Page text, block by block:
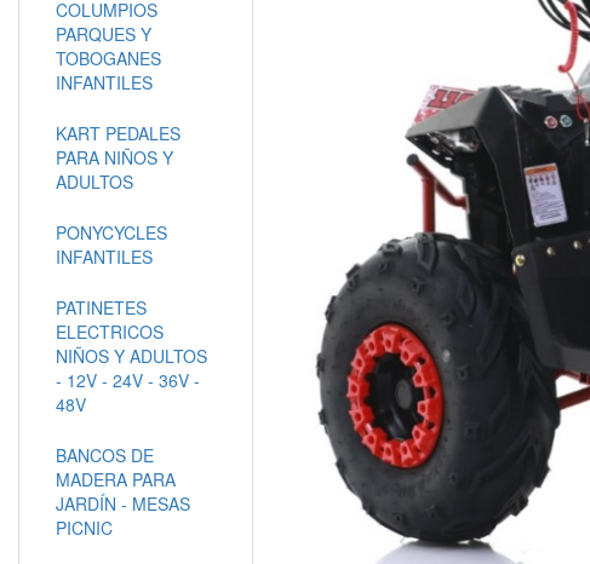
COLUMPIOS
PARQUES Y
TOBOGANES
INFANTILES
KART PEDALES
PARA NIÑOS Y
ADULTOS
PONYCYCLES
INFANTILES
PATINETES
ELECTRICOS
NIÑOS Y ADULTOS
- 12V - 24V - 36V -
48V
BANCOS DE
MADERA PARA
JARDÍN - MESAS
PICNIC